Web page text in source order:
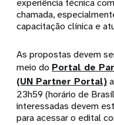
experiência técnica
chamada,
capacitação clínica e
As propostas devem
meio do Portal de
(UN Partner Portal)
23h59 (horário de
interessadas devem
para acessar o edital